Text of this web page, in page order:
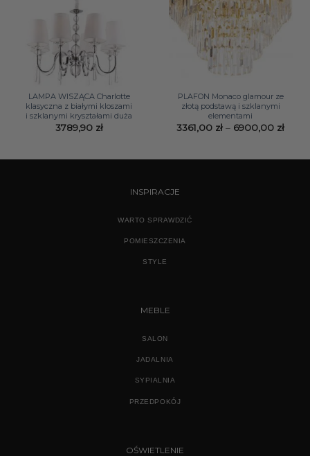
LAMPA WISZĄCA Charlotte
klasyczna z białymi kloszami
i szklanymi kryształami duża
3789,90 zł
PLAFON Monaco glamour ze
złotą podstawą i szklanymi
elementami
3361,00 zł – 6900,00 zł
do
INSPIRACJE
WARTO SPRAWDZIĆ
POMIESZCZENIA
STYLE
MEBLE
SALON
JADALNIA
SYPIALNIA
PRZEDPOKÓJ
OŚWIETLENIE